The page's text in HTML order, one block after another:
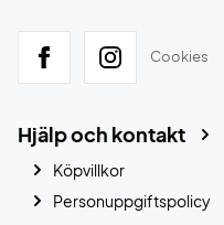
Cookies
Hjälp och kontakt
Köpvillkor
Personuppgiftspolicy